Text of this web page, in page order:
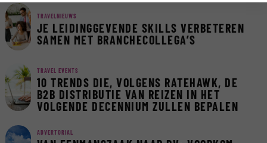
TRAVELNIEUWS
JE LEIDINGGEVENDE SKILLS VERBETEREN
SAMEN MET BRANCHECOLLEGA’S
TRAVEL EVENTS
10 TRENDS DIE, VOLGENS RATEHAWK, DE
B2B DISTRIBUTIE VAN REIZEN IN HET
VOLGENDE DECENNIUM ZULLEN BEPALEN
ADVERTORIAL